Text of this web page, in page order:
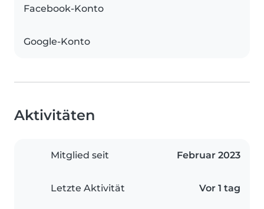
Facebook-Konto
Google-Konto
Aktivitäten
Mitglied seit Februar 2023
Letzte Aktivität Vor 1 tag